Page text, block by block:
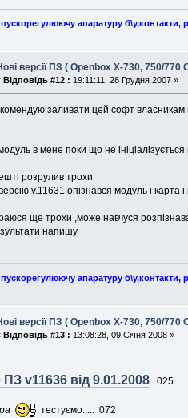
апаратуру б\у,контакти,
версії ПЗ ( Openbox X-730, 750/770
Відповідь #12 : 19:11:11, 28 Грудня 2007 »
заливати цей софт власникам
в мене поки що не ініціалізується
розрулив трохи
v.11631 опізнався модуль і карта
ще трохи ,може навчуся
напишу
апаратуру б\у,контакти,
версії ПЗ ( Openbox X-730, 750/770
Відповідь #13 : 13:08:28, 09 Січня 2008 »
ПЗ v11636 від 9.01.2008 025
тестуємо..... 072